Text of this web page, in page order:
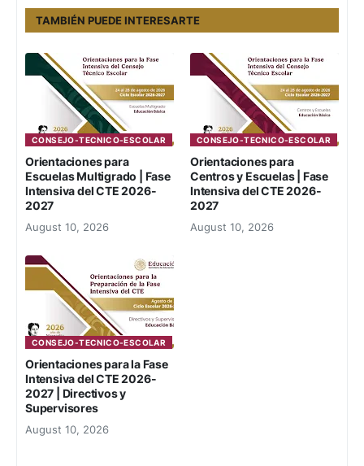
TAMBIÉN PUEDE INTERESARTE
CONSEJO-TECNICO-ESCOLAR
Orientaciones para
Escuelas Multigrado | Fase
Intensiva del CTE 2026-
2027
August 10, 2026
CONSEJO-TECNICO-ESCOLAR
Orientaciones para
Centros y Escuelas | Fase
Intensiva del CTE 2026-
2027
August 10, 2026
CONSEJO-TECNICO-ESCOLAR
Orientaciones para la Fase
Intensiva del CTE 2026-
2027 | Directivos y
Supervisores
August 10, 2026